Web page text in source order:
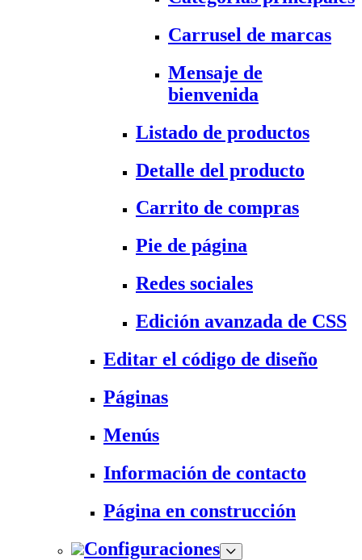
Carrusel de marcas
Mensaje de
bienvenida
Listado de productos
Detalle del producto
Carrito de compras
Pie de página
Redes sociales
Edición avanzada de CSS
Editar el código de diseño
Páginas
Menús
Información de contacto
Página en construcción
Configuraciones